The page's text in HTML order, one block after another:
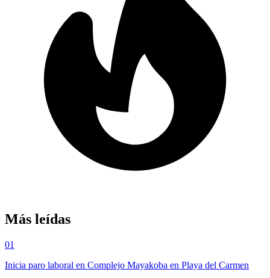
Más leídas
01
Inicia paro laboral en Complejo Mayakoba en Playa del Carmen